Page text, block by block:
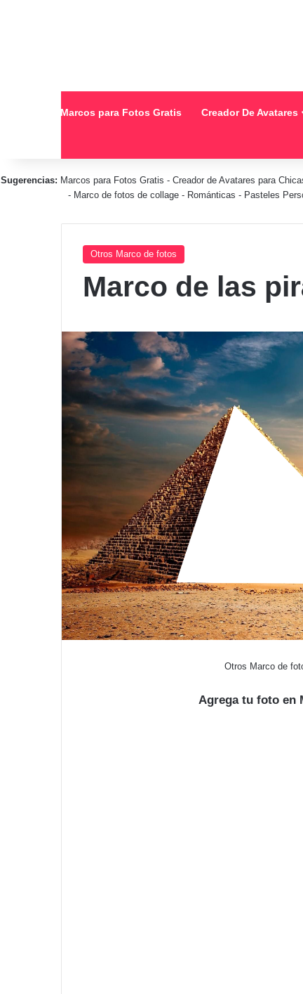
Marcos para Fotos Gratis Creador De Avatares
Sugerencias: Marcos para Fotos Gratis - Creador de Avatares para
- Marco de fotos de collage - Románticas - Pasteles
Otros Marco de fotos
Marco de las
Otros Marco de
Agrega tu foto en